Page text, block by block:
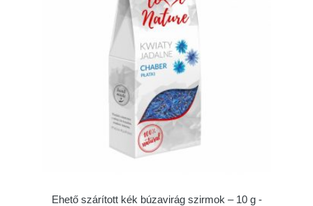
Ehető szárított kék búzavirág szirmok – 10 g -